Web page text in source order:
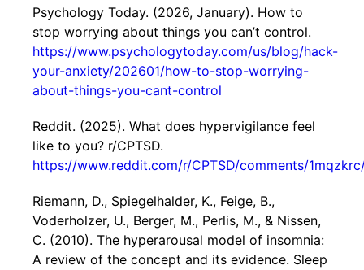
Psychology Today. (2026, January). How to
stop worrying about things you can’t control.
https://www.psychologytoday.com/us/blog/hack-
your-anxiety/202601/how-to-stop-worrying-
about-things-you-cant-control
Reddit. (2025). What does hypervigilance feel
like to you? r/CPTSD.
https://www.reddit.com/r/CPTSD/comments/
Riemann, D., Spiegelhalder, K., Feige, B.,
Voderholzer, U., Berger, M., Perlis, M., & Nissen,
C. (2010). The hyperarousal model of insomnia:
A review of the concept and its evidence. Sleep